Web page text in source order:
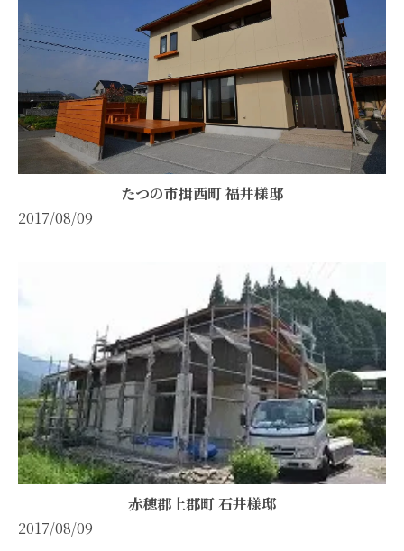
たつの市揖西町 福井様邸
2017/08/09
赤穂郡上郡町 石井様邸
2017/08/09